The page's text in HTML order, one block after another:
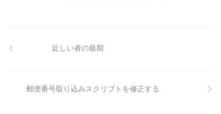
近しい者の最期
郵便番号取り込みスクリプトを修正する